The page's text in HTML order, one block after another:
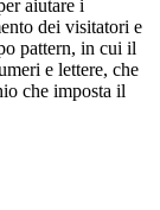
aiutare i
dei visitatori e
pattern, in cui il
e lettere, che
che imposta il